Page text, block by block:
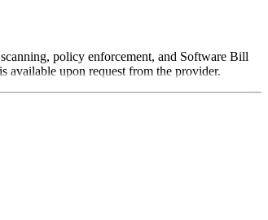
policy enforcement, and Software Bill
available upon request from the provider.